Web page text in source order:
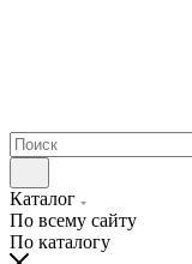
Каталог
По всему сайту
По каталогу